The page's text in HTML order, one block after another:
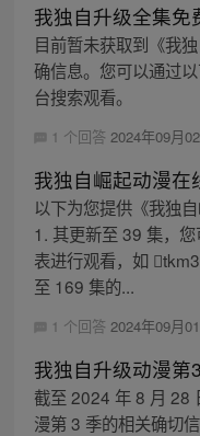
我独自升级全集免
目前暂未获取到《我
确信息。您可以通过
台搜索观看。
1 个回答 2024年09月
我独自崛起动漫在
以下为您提供《我独
1. 其更新至 39 集，
表进行观看，如
至 169 集的...
1 个回答 2024年09月
我独自升级动漫第
截至 2024 年 8 月 28
漫第 3 季的相关确切信